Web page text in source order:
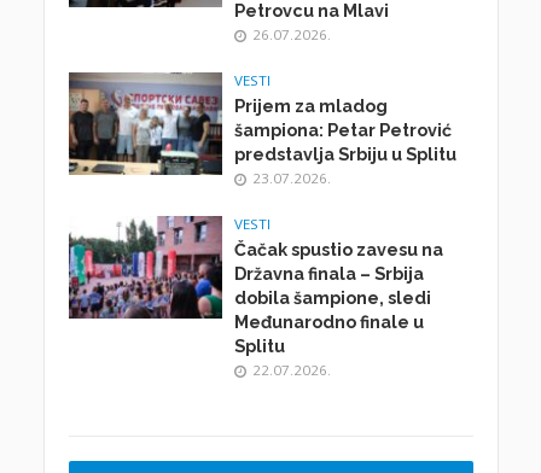
Petrovcu na Mlavi
26.07.2026.
VESTI
Prijem za mladog
šampiona: Petar Petrović
predstavlja Srbiju u Splitu
23.07.2026.
VESTI
Čačak spustio zavesu na
Državna finala – Srbija
dobila šampione, sledi
Međunarodno finale u
Splitu
22.07.2026.